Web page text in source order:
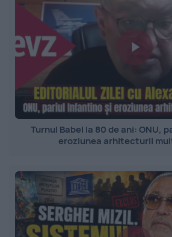
Turnul Babel la 80 de ani: ONU,
eroziunea arhitecturii